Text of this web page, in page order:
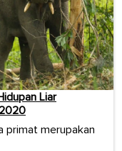
Liar
primat merupakan